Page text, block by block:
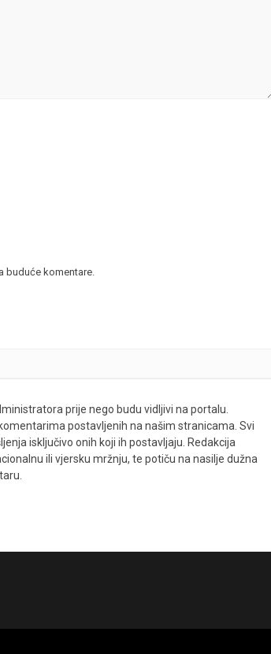
buduće komentare.
prije nego budu vidljivi na portalu.
postavljenih na našim stranicama. Svi
isključivo onih koji ih postavljaju. Redakcija
ili vjersku mržnju, te potiču na nasilje dužna